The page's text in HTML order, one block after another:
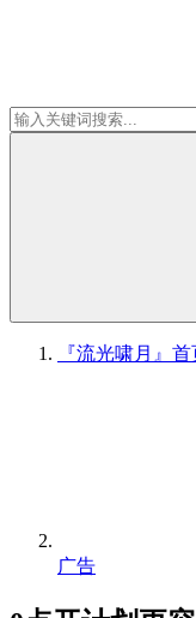
『流光啸月』 首
广告